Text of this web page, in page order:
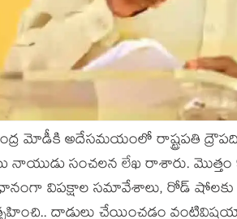
మోడీకి అదేస‌మ‌యంలో రాష్ట్ర‌ప‌తి
నాయుడు సంచ‌ల‌న లేఖ రాశారు.
విప‌క్షాల స‌మావేశాలు, రోడ్